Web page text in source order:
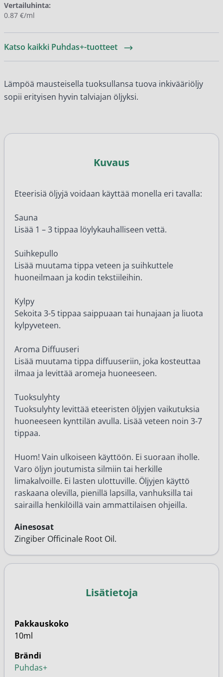
Vertailuhinta:
0.87 €/ml
Katso kaikki Puhdas+-tuotteet
Lämpöä mausteisella tuoksullansa tuova inkivääriöljy
sopii erityisen hyvin talviajan öljyksi.
Kuvaus
Eteerisiä öljyjä voidaan käyttää monella eri tavalla:
Sauna
Lisää 1 – 3 tippaa löylykauhalliseen vettä.
Suihkepullo
Lisää muutama tippa veteen ja suihkuttele
huoneilmaan ja kodin tekstiileihin.
Kylpy
Sekoita 3-5 tippaa saippuaan tai hunajaan ja liuota
kylpyveteen.
Aroma Diffuuseri
Lisää muutama tippa diffuuseriin, joka kosteuttaa
ilmaa ja levittää aromeja huoneeseen.
Tuoksulyhty
Tuoksulyhty levittää eteeristen öljyjen vaikutuksia
huoneeseen kynttilän avulla. Lisää veteen noin 3-7
tippaa.
Huom! Vain ulkoiseen käyttöön. Ei suoraan iholle.
Varo öljyn joutumista silmiin tai herkille
limakalvoille. Ei lasten ulottuville. Öljyjen käyttö
raskaana olevilla, pienillä lapsilla, vanhuksilla tai
sairailla henkilöillä vain ammattilaisen ohjeilla.
Ainesosat
Zingiber Officinale Root Oil.
Lisätietoja
Pakkauskoko
10ml
Brändi
Puhdas+